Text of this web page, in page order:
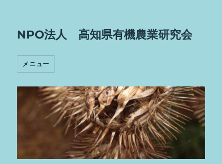
NPO法人 高知県有機農業研究会
メニュー